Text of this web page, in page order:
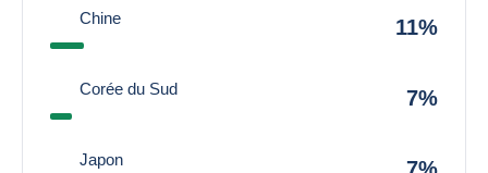
Chine 11%
Corée du Sud 7%
Japon